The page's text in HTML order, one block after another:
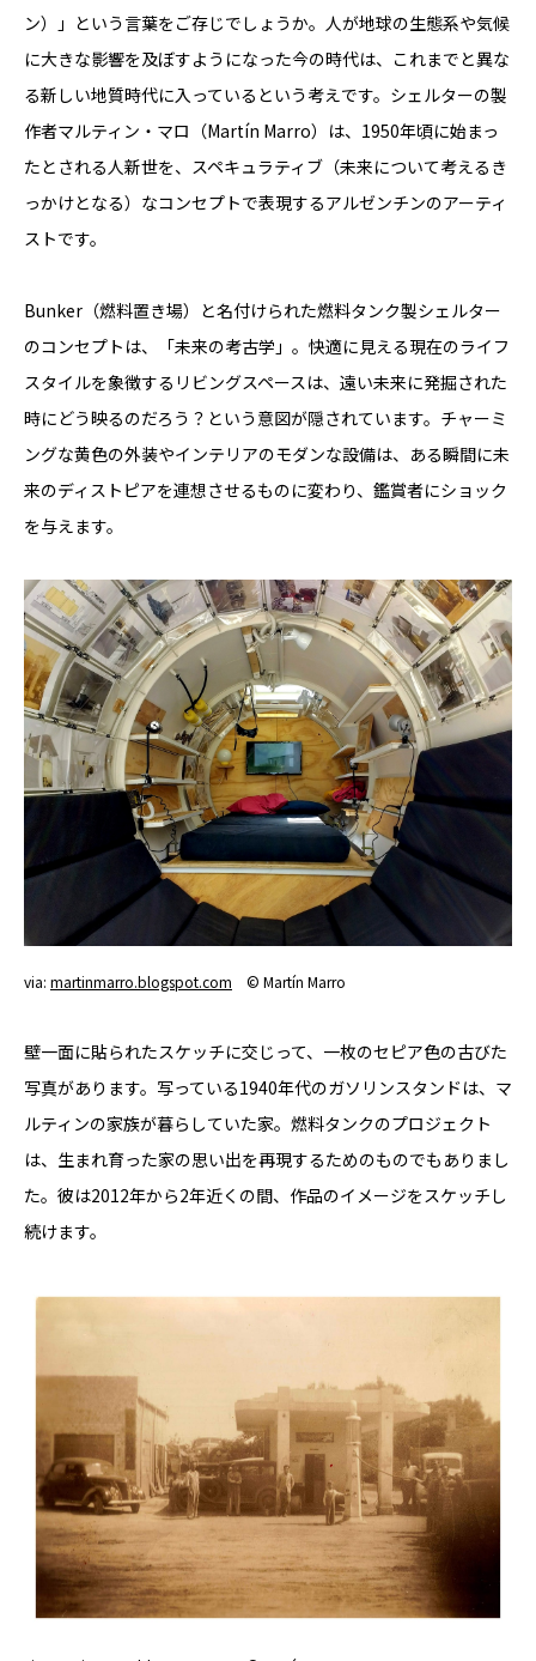
ン）」という言葉をご存じでしょうか。人が地球の生態系や気候
に大きな影響を及ぼすようになった今の時代は、これまでと異な
る新しい地質時代に入っているという考えです。シェルターの製
作者マルティン・マロ（Martín Marro）は、1950年頃に始まっ
たとされる人新世を、スペキュラティブ（未来について考えるき
っかけとなる）なコンセプトで表現するアルゼンチンのアーティ
ストです。
Bunker（燃料置き場）と名付けられた燃料タンク製シェルター
のコンセプトは、「未来の考古学」。快適に見える現在のライフ
スタイルを象徴するリビングスペースは、遠い未来に発掘された
時にどう映るのだろう？という意図が隠されています。チャーミ
ングな黄色の外装やインテリアのモダンな設備は、ある瞬間に未
来のディストピアを連想させるものに変わり、鑑賞者にショック
を与えます。
via: martinmarro.blogspot.com © Martín Marro
壁一面に貼られたスケッチに交じって、一枚のセピア色の古びた
写真があります。写っている1940年代のガソリンスタンドは、マ
ルティンの家族が暮らしていた家。燃料タンクのプロジェクト
は、生まれ育った家の思い出を再現するためのものでもありまし
た。彼は2012年から2年近くの間、作品のイメージをスケッチし
続けます。